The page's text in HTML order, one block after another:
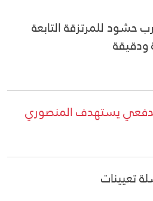
حشود للمرتزقة التابعة
ودقيقة
يستهدف المنصوري
تعيينات